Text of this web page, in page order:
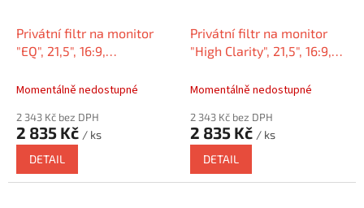
Privátní filtr na monitor
"EQ", 21,5", 16:9,
KENSINGTON EQ215A169E
Momentálně nedostupné
2 343 Kč bez DPH
2 835 Kč / ks
DETAIL
Privátní filtr na monitor
"High Clarity", 21,5", 16:9,
Momentálně nedostupné
2 343 Kč bez DPH
2 835 Kč / ks
DETAIL